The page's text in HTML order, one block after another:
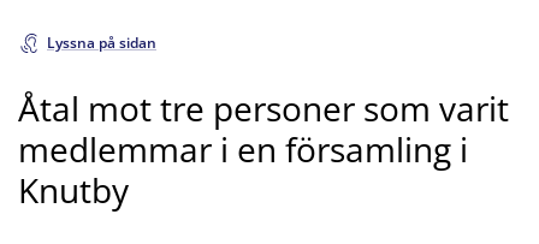
Lyssna på sidan
Åtal mot tre personer som varit
medlemmar i en församling i
Knutby